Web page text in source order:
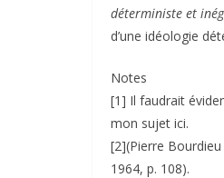
déterministe et
d’une idéologie
Notes
[1] Il faudrait
mon sujet ici.
[2](Pierre
1964, p. 108).